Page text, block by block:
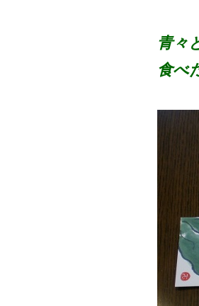
青々
食べ